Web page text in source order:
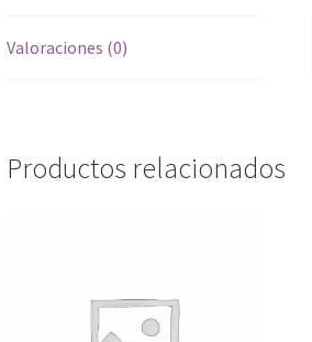
Valoraciones (0)
Productos relacionados